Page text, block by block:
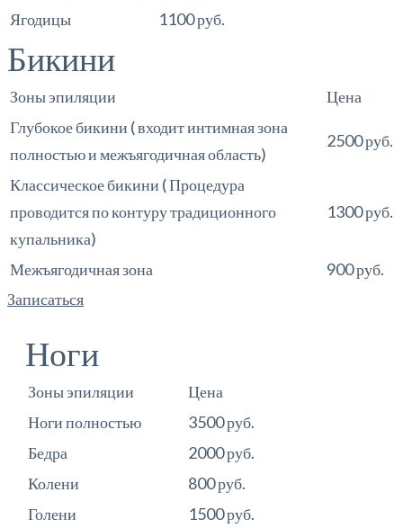
Ягодицы
1100 руб.
Бикини
Зоны эпиляции
Цена
Глубокое бикини ( входит интимная зона
полностью и межъягодичная область)
2500 руб.
Классическое бикини ( Процедура
проводится по контуру традиционного
купальника)
1300 руб.
Межъягодичная зона
900 руб.
Записаться
Ноги
Зоны эпиляции
Цена
Ноги полностью
3500 руб.
Бедра
2000 руб.
Колени
800 руб.
Голени
1500 руб.